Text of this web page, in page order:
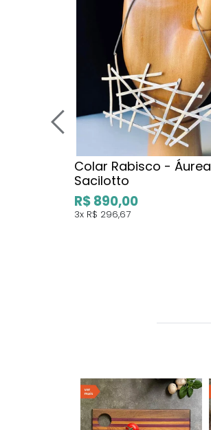
Colar Rabisco - Áurea
Sacilotto
R$ 890,00
3x R$ 296,67